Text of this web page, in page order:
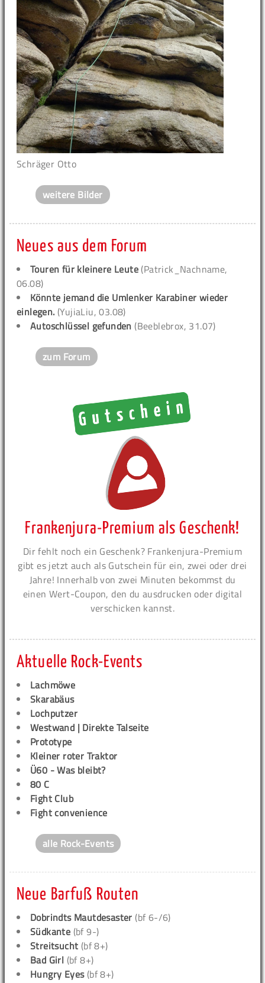
Schräger Otto
weitere Bilder
Neues aus dem Forum
Touren für kleinere Leute (Patrick_Nachname,
06.08)
Könnte jemand die Umlenker Karabiner wieder
einlegen. (YujiaLiu, 03.08)
Autoschlüssel gefunden (Beeblebrox, 31.07)
zum Forum
Frankenjura-Premium als Geschenk!
Dir fehlt noch ein Geschenk? Frankenjura-Premium
gibt es jetzt auch als Gutschein für ein, zwei oder drei
Jahre! Innerhalb von zwei Minuten bekommst du
einen Wert-Coupon, den du ausdrucken oder digital
verschicken kannst.
Aktuelle Rock-Events
Lachmöwe
Skarabäus
Lochputzer
Westwand | Direkte Talseite
Prototype
Kleiner roter Traktor
Ü60 - Was bleibt?
80 C
Fight Club
Fight convenience
alle Rock-Events
Neue Barfuß Routen
Dobrindts Mautdesaster (bf 6-/6)
Südkante (bf 9-)
Streitsucht (bf 8+)
Bad Girl (bf 8+)
Hungry Eyes(bf 8+)